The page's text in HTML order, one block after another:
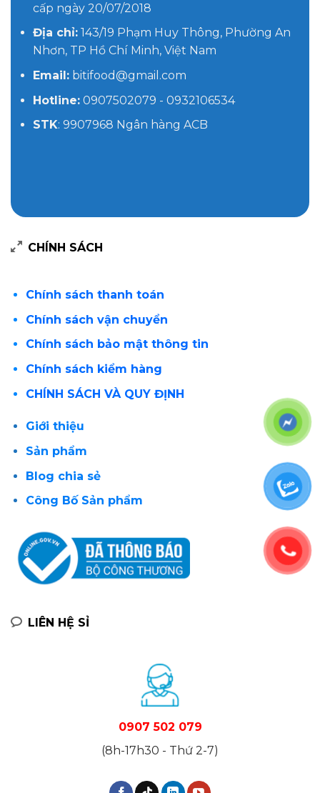
cấp ngày 20/07/2018
Địa chỉ:143/19 Phạm Huy Thông, Phường An
Nhơn, TP Hồ Chí Minh, Việt Nam
Email:bitifood@gmail.com
Hotline:0907502079 - 0932106534
STK: 9907968 Ngân hàng ACB
CHÍNH SÁCH
Chính sách thanh toán
Chính sách vận chuyển
Chính sách bảo mật thông tin
Chính sách kiểm hàng
CHÍNH SÁCH VÀ QUY ĐỊNH
Giới thiệu
Sản phẩm
Blog chia sẻ
Công Bố Sản phẩm
LIÊN HỆ SỈ
0907 502 079
(8h-17h30 - Thứ 2-7)